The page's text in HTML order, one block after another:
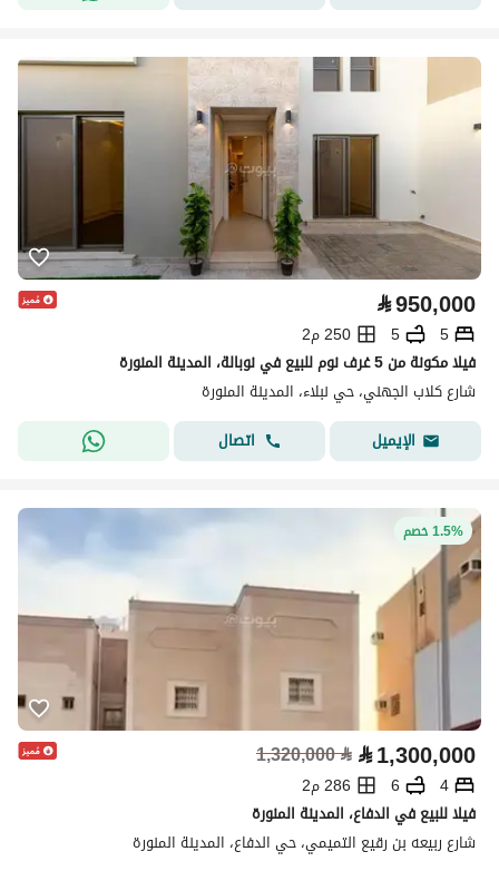
⃁950,000
5
5
250 م2
فيلا مكونة من 5 غرف نوم للبيع في نوبالة، المدينة المنورة
شارع كلاب الجهني، حي نبلاء، المدينة المنورة
الإيميل
اتصال
1.5% خصم
⃁1,300,000
⃁
1,320,000
4
6
286 م2
فيلا للبيع في الدفاع، المدينة المنورة
شارع ربيعه بن رقيع التميمي، حي الدفاع، المدينة المنورة